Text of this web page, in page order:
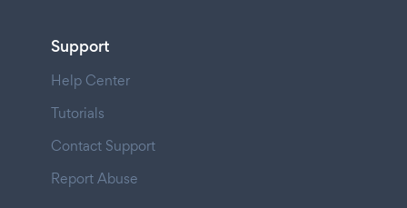
Support
Help Center
Tutorials
Contact Support
Report Abuse